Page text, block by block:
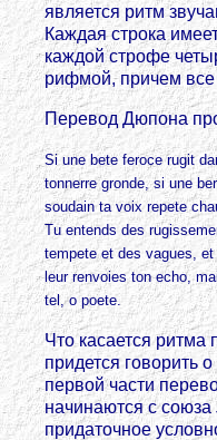
является ритм
Каждая строка
каждой строфе
рифмой, причем
Перевод Дюпона
Si une bete feroce rugit
tonnerre gronde, si une
soudain ta voix repete
Tu entends des
tempete et des vagues,
leur renvoies ton echo,
tel, о poete.
Что касается ритма
придется говорить
первой части
начинаются с союза
придаточное